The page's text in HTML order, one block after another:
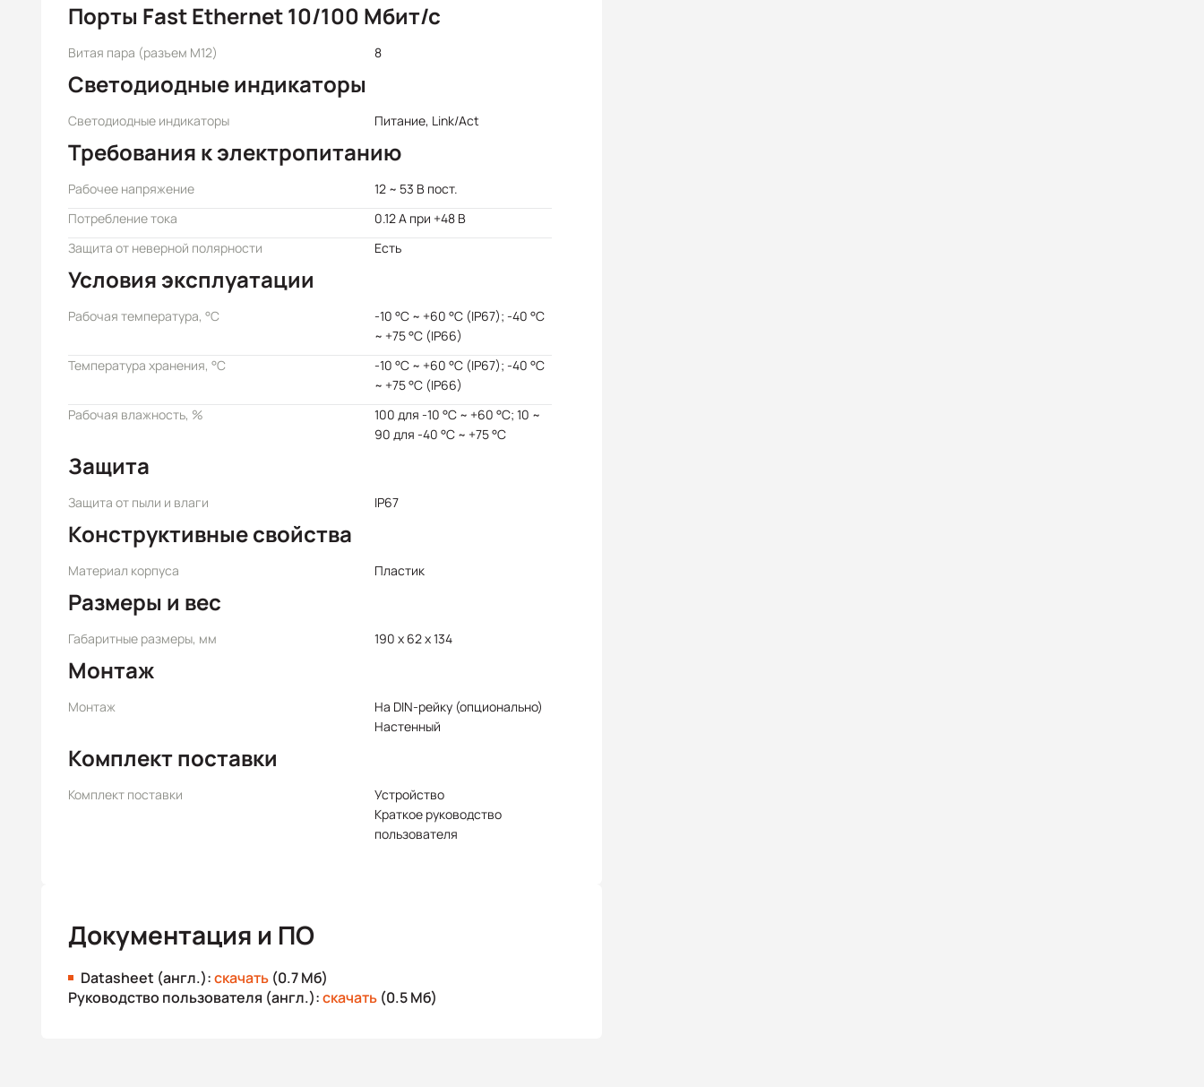
Порты Fast Ethernet 10/100 Мбит/с
Витая пара (разъем M12) 8
Светодиодные индикаторы
Светодиодные индикаторы Питание, Link/Act
Требования к электропитанию
Рабочее напряжение
12 ~ 53 В пост.
Потребление тока
0.12 А при +48 В
Защита от неверной полярности
Есть
Условия эксплуатации
Рабочая температура, °C
-10 °C ~ +60 °C (IP67); -40 °C
~ +75 °C (IP66)
Температура хранения, °C
-10 °C ~ +60 °C (IP67); -40 °C
~ +75 °C (IP66)
Рабочая влажность, %
100 для -10 °C ~ +60 °C; 10 ~
90 для -40 °C ~ +75 °C
Защита
Защита от пыли и влаги IP67
Конструктивные свойства
Материал корпуса Пластик
Размеры и вес
Габаритные размеры, мм 190 x 62 x 134
Монтаж
Монтаж
На DIN-рейку (опционально)
Настенный
Комплект поставки
Комплект поставки
Устройство
Краткое руководство
пользователя
Документация и ПО
Datasheet (англ.):скачать (0.7 Мб)
Руководство пользователя (англ.):скачать (0.5 Мб)